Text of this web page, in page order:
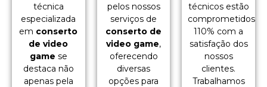
técnica
especializada
em conserto
de video
game se
destaca não
apenas pela
pelos nossos
serviços de
conserto de
video game,
oferecendo
diversas
opções para
técnicos estão
comprometidos
110% com a
satisfação dos
nossos
clientes.
Trabalhamos